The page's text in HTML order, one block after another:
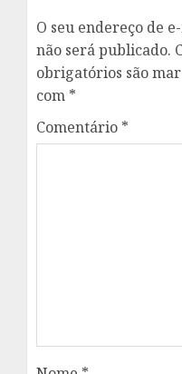
O seu endereço de
não será publicado.
obrigatórios são
com *
Comentário *